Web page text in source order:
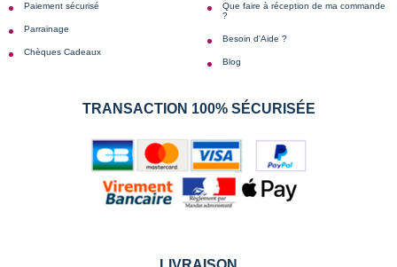
Paiement sécurisé
Parrainage
Chèques Cadeaux
Que faire à réception de ma commande
?
Besoin d'Aide ?
Blog
TRANSACTION 100% SÉCURISÉE